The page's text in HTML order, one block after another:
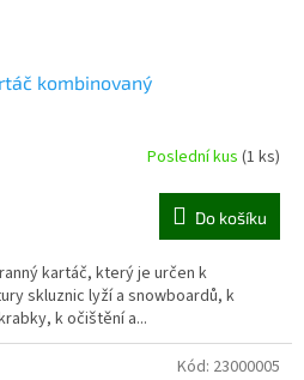
kombinovaný
Poslední kus (1 ks)
Do košíku
kartáč, který je určen k
skluznic lyží a snowboardů, k
k očištění a...
Kód: 23000005